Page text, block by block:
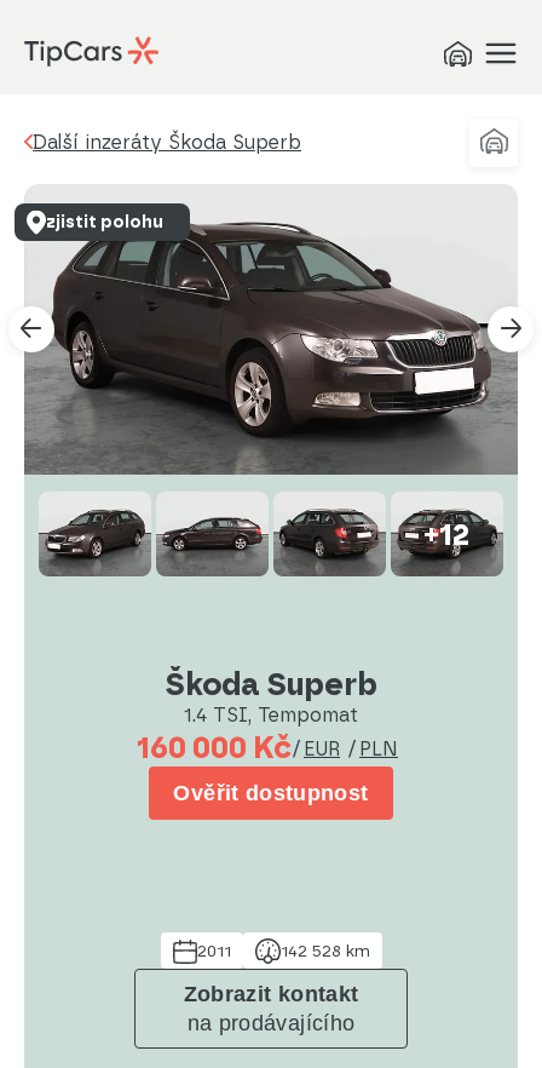
Další inzeráty Škoda Superb
+12
Škoda Superb
1.4 TSI, Tempomat
160 000 Kč/ EUR / PLN
Ověřit dostupnost
2011 142 528 km
Zobrazit kontakt
na prodávajícího
zjistit polohu